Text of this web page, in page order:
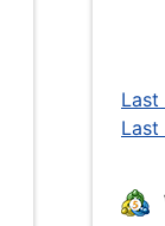
Last
Last